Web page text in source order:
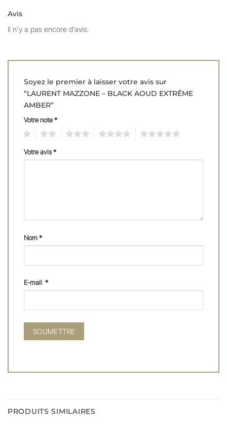
Avis
Il n’y a pas encore d’avis.
Soyez le premier à laisser votre avis sur
“LAURENT MAZZONE – BLACK AOUD EXTRÊME
AMBER”
Votre note*
Votre avis*
Nom*
E-mail *
PRODUITS SIMILAIRES